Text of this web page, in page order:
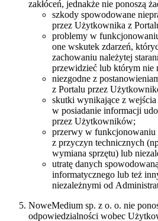
zakłóceń, jednakże nie ponoszą
szkody spowodowane
przez Użytkownika z
problemy w
one wskutek zdarzeń,
zachowaniu należytej
przewidzieć lub którym nie
niezgodne z
z Portalu przez
skutki wynikające z wejścia
w posiadanie informacji
przez Użytkowników;
przerwy w funkcjonowaniu
z przyczyn technicznych
wymiana sprzętu) lub
utratę danych
informatycznego lub też
niezależnymi od
NoweMedium sp. z o. o. nie
odpowiedzialności wobec